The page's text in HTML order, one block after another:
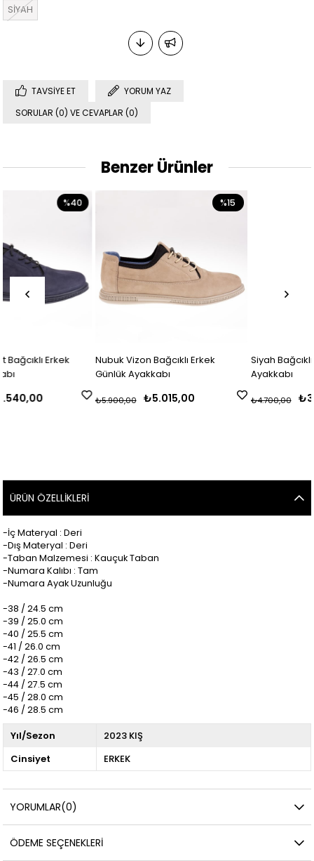
SİYAH
TAVSIYE ET
YORUM YAZ
SORULAR (0) VE CEVAPLAR (0)
Benzer Ürünler
Nubuk Vizon Bağcıklı Erkek
Günlük Ayakkabı
₺5.015,00
₺5.900,00
Siyah Bağcıklı Erkek Günlük
₺3.995,00
₺4.700,00
ÜRÜN ÖZELLIKLERI
-İç Materyal : Deri
-Dış Materyal : Deri
-Taban Malzemesi : Kauçuk Taban
-Numara Kalıbı : Tam
-Numara Ayak Uzunluğu
-38 / 24.5 cm
-39 / 25.0 cm
-40 / 25.5 cm
-41 / 26.0 cm
-42 / 26.5 cm
-43 / 27.0 cm
-44 / 27.5 cm
-45 / 28.0 cm
-46 / 28.5 cm
Yıl/Sezon
2023 KIŞ
Cinsiyet
ERKEK
YORUMLAR(0)
ÖDEME SEÇENEKLERI